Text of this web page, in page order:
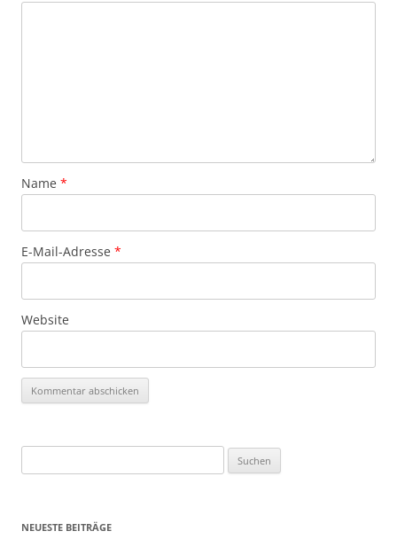
Name *
E-Mail-Adresse *
Website
nach:
NEUESTE BEITRÄGE